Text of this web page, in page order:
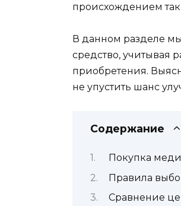
происхождением
В данном разделе
средство, учитывая
приобретения.
не упустить шанс
Содержание
Покупка
Правила
Сравнение